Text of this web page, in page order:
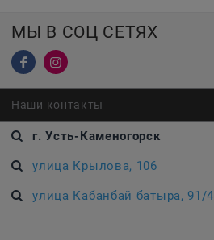
МЫ В СОЦ СЕТЯХ
Наши контакты
г. Усть-Каменогорск
улица Крылова, 106
улица Кабанбай батыра, 91/4